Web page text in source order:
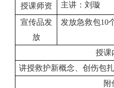
授课师资
主讲： 刘璇
宣传品发
放
发放急救包10
授课
讲授救护新概念、 创伤包扎
附